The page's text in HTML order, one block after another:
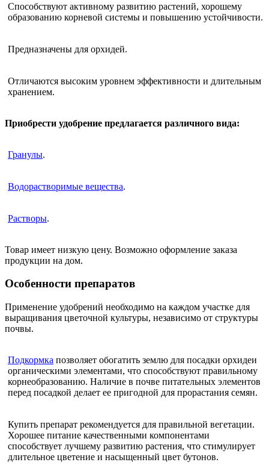
Способствуют активному развитию растений, хорошему
образованию корневой системы и повышению устойчивости.
Предназначены для орхидей.
Отличаются высоким уровнем эффективности и длительным
хранением.
Приобрести удобрение предлагается различного вида:
Гранулы.
Водорастворимые вещества.
Растворы.
Товар имеет низкую цену. Возможно оформление заказа
продукции на дом.
Особенности препаратов
Применение удобрений необходимо на каждом участке для
выращивания цветочной культуры, независимо от структуры
почвы.
Подкормка позволяет обогатить землю для посадки орхидеи
органическими элементами, что способствуют правильному
корнеобразованию. Наличие в почве питательных элементов
перед посадкой делает ее пригодной для прорастания семян.
Купить препарат рекомендуется для правильной вегетации.
Хорошее питание качественными компонентами
способствует лучшему развитию растения, что стимулирует
длительное цветение и насыщенный цвет бутонов.